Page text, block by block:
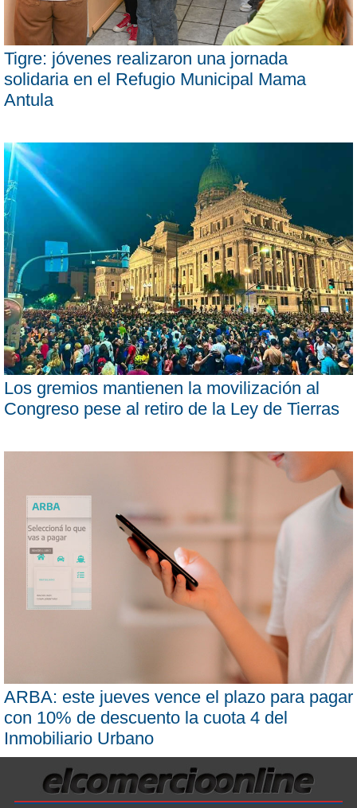
Tigre: jóvenes realizaron una jornada
solidaria en el Refugio Municipal Mama
Antula
Los gremios mantienen la movilización al
Congreso pese al retiro de la Ley de Tierras
ARBA: este jueves vence el plazo para pagar
con 10% de descuento la cuota 4 del
Inmobiliario Urbano